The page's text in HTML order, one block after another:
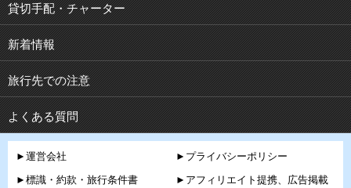
貸切手配・チャーター
新着情報
旅行先での注意
よくある質問
►運営会社
►標識・約款・旅行条件書
►プライバシーポリシー
►アフィリエイト提携、広告掲載